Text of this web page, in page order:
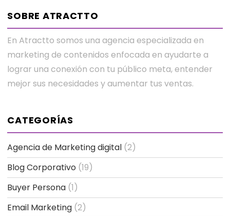
SOBRE ATRACTTO
En Atractto somos una agencia especializada en
marketing de contenidos enfocada en ayudarte a
lograr una conexión con tu público meta, entender
mejor sus necesidades y aumentar tus ventas.
CATEGORÍAS
Agencia de Marketing digital (2)
Blog Corporativo (19)
Buyer Persona (1)
Email Marketing (2)